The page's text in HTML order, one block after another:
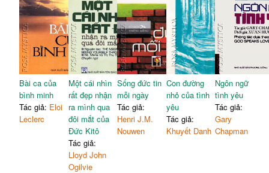
Bài ca của
bình minh
Tác giả: Eloi
Leclerc
Một cái nhìn
rất đẹp nhận
ra mình qua
đôi mắt của
Đức Kitô
Tác giả:
Lloyd John
Ogilvie
Sống đức tin
mỗi ngày
Tác giả:
Henri J.M.
Nouwen
Con đường
nhỏ của tình
yêu
Tác giả:
Khuyết Danh
Ngôn ngữ
tình yêu
Tác giả:
Gary
Chapman